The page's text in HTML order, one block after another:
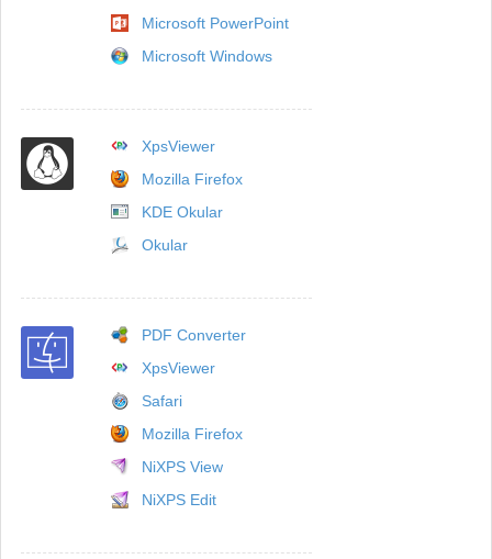
Microsoft PowerPoint
Microsoft Windows
XpsViewer
Mozilla Firefox
KDE Okular
Okular
PDF Converter
XpsViewer
Safari
Mozilla Firefox
NiXPS View
NiXPS Edit